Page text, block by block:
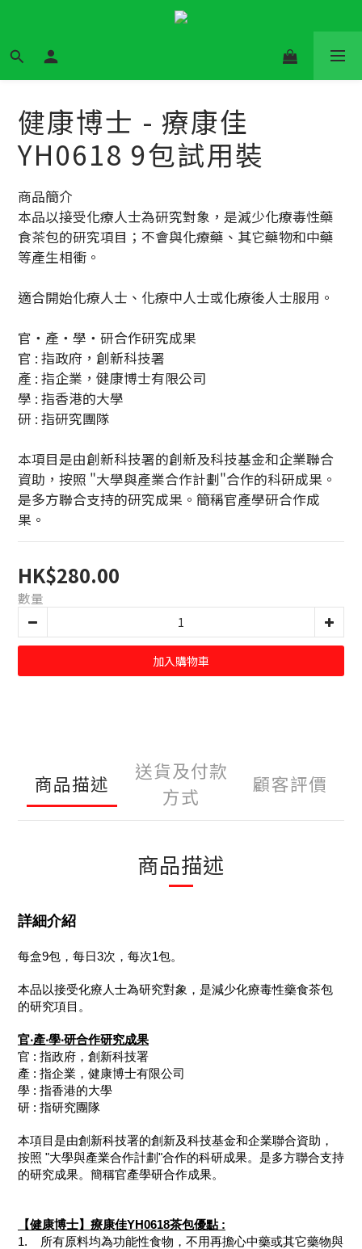
健康博士 - 療康佳
YH0618 9包試用裝
本品以接受化療人士為研究對象，是減少化療毒性藥
食茶包的研究項目；不會與化療藥、其它藥物和中藥
等產生相衝。
適合開始化療人士、化療中人士或化療後人士服用。
官‧產‧學‧研合作研究成果
官 : 指政府，創新科技署
產 : 指企業，健康博士有限公司
學 : 指香港的大學
研 : 指研究團隊
本項目是由創新科技署的創新及科技基金和企業聯合
資助，按照 "大學與產業合作計劃"合作的科研成果。
是多方聯合支持的研究成果。簡稱官產學研合作成
果。
HK$280.00
數量
加入購物車
商品描述
送貨及付款
方式
顧客評價
商品描述
詳細介紹
每盒9包，每日3次，每次1包。
本品以接受化療人士為研究對象，是減少化療毒性藥食茶包
的研究項目。
官‧產‧學‧研合作研究成果
官 : 指政府，創新科技署
產 : 指企業，健康博士有限公司
學 : 指香港的大學
研 : 指研究團隊
本項目是由創新科技署的創新及科技基金和企業聯合資助，
按照 "大學與產業合作計劃"合作的科研成果。是多方聯合支持
的研究成果。簡稱官產學研合作成果。
【健康博士】療康佳YH0618茶包優點 :
1. 所有原料均為功能性食物，不用再擔心中藥或其它藥物與